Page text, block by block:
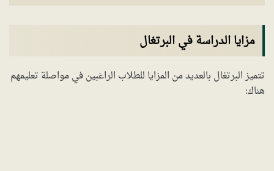
مزايا الدراسة في البرتغال
تتميز البرتغال بالعديد من المزايا للطلاب الراغبين في مواصلة تعليمهم
هناك: